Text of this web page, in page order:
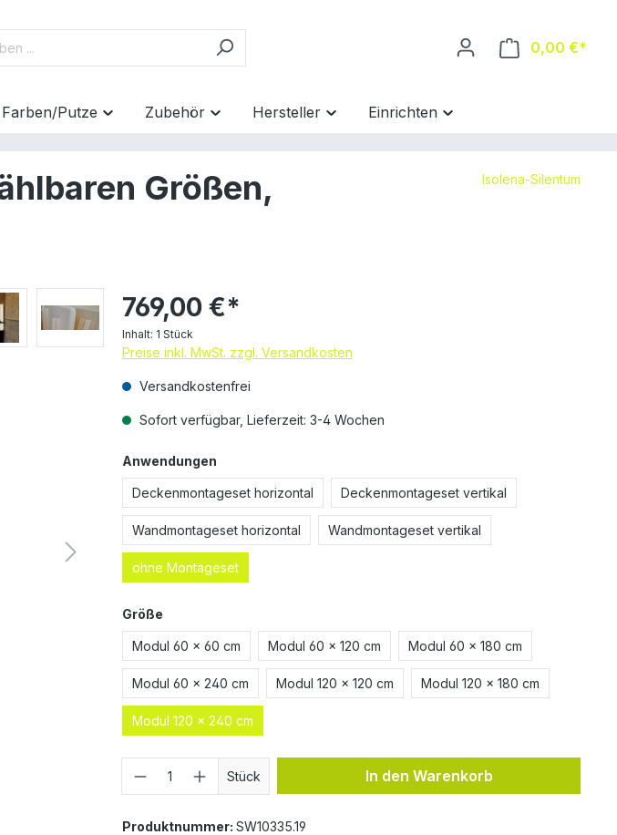
0,00 €*
Farben/Putze Zubehör Hersteller Einrichten
Größen,
Isolena-Silentum
769,00 €*
Inhalt: 1 Stück
Preise inkl. MwSt. zzgl. Versandkosten
Versandkostenfrei
Sofort verfügbar, Lieferzeit: 3-4 Wochen
Anwendungen
Deckenmontageset horizontal Deckenmontageset vertikal
Wandmontageset horizontal Wandmontageset vertikal
ohne Montageset
Größe
Modul 60 x 60 cm Modul 60 x 120 cm Modul 60 x 180 cm
Modul 60 x 240 cm Modul 120 x 120 cm Modul 120 x 180 cm
Modul 120 x 240 cm
Stück In den Warenkorb
Produktnummer: SW10335.19